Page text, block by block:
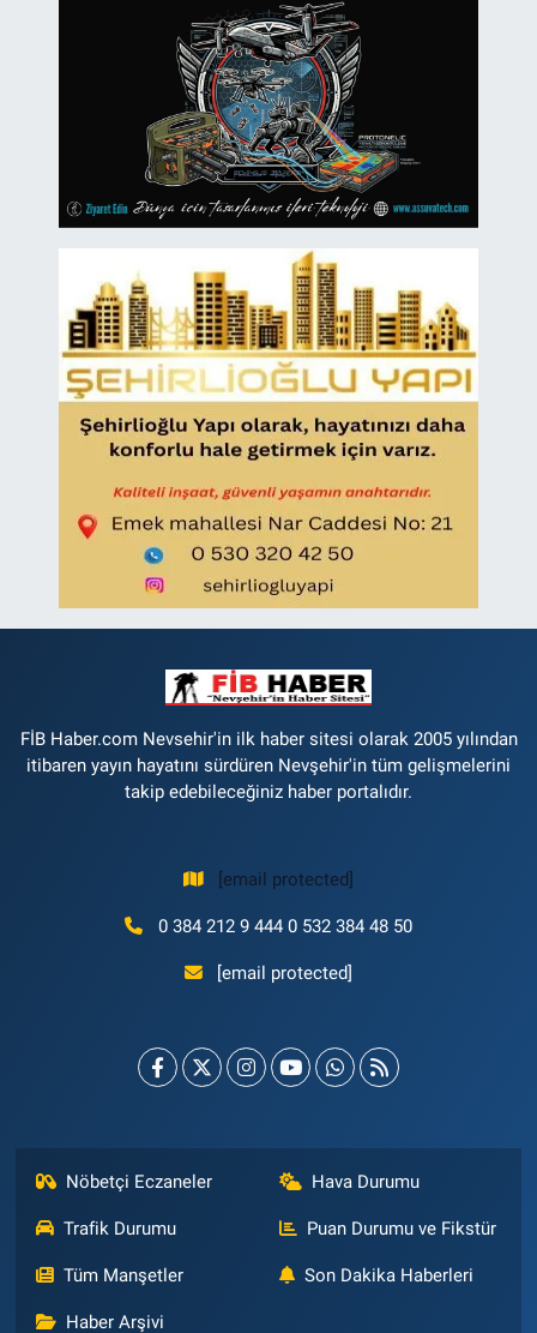
FİB Haber.com Nevsehir'in ilk haber sitesi olarak 2005 yılından
itibaren yayın hayatını sürdüren Nevşehir'in tüm gelişmelerini
takip edebileceğiniz haber portalıdır.
[email protected]
0 384 212 9 444 0 532 384 48 50
[email protected]
Nöbetçi Eczaneler Hava Durumu
Trafik Durumu Puan Durumu ve Fikstür
Tüm Manşetler Son Dakika Haberleri
Haber Arşivi